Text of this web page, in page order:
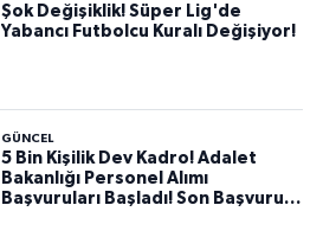
Şok Değişiklik! Süper Lig'de
Yabancı Futbolcu Kuralı Değişiyor!
GÜNCEL
5 Bin Kişilik Dev Kadro! Adalet
Bakanlığı Personel Alımı
Başvuruları Başladı! Son Başvuru